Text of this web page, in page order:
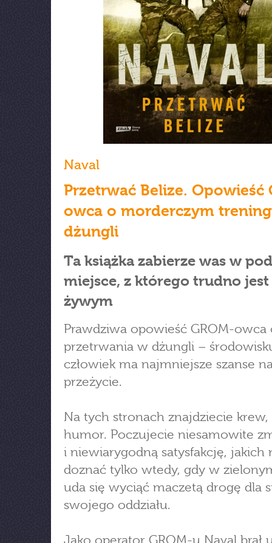
Naval
Przetrwać Belize. Opowieść
owca o morderczym
dżungli
Ta książka zabierze was w
miejsce, z którego trudno
żywym
Prawdziwa opowieść GROM-owca
przetrwania w dżungli –
człowiek ma najmniejsze szanse
przeżycie.
Na tych stronach znajdziecie
humor. Poczujecie niesamowite
i niewiarygodną satysfakcję, jakich
doznać tylko wtedy, gdy w
uda się wyciąć maczetą drogę dla
swojego oddziału.
Jako operator GROM-u Naval brał